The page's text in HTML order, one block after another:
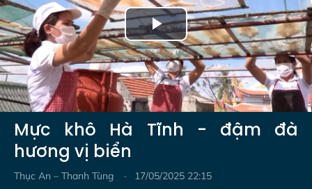
Play
Video
Mực khô Hà Tĩnh - đậm đà
hương vị biển
Thục An – Thanh Tùng
17/05/2025 22:15